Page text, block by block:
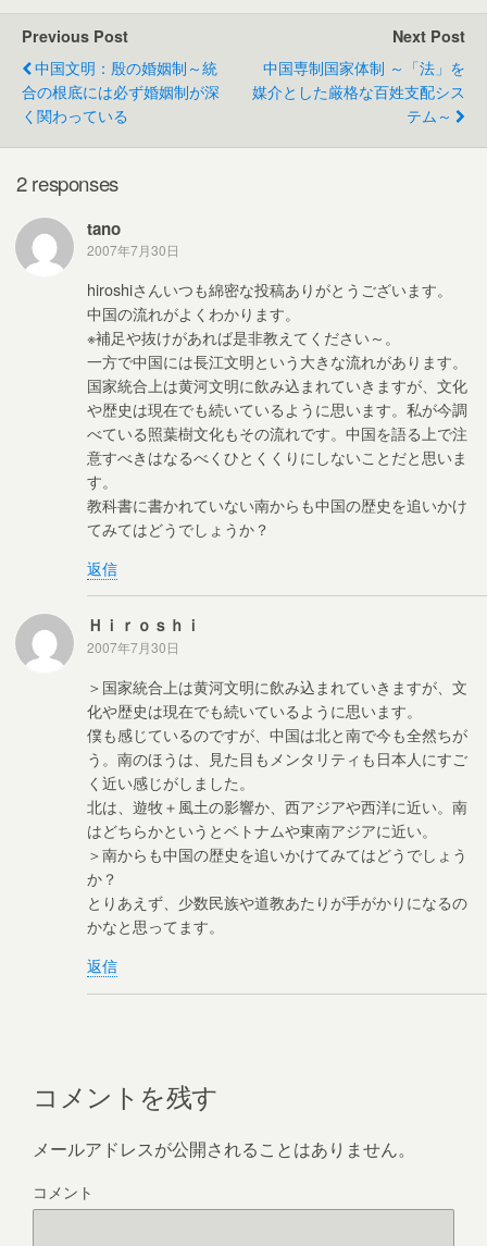
e
b
o
o
er
Previous Post
中国文明：殷の婚姻制～統
合の根底には必ず婚姻制が深
く関わっている
Next Post
中国専制国家体制 ～「法」を
媒介とした厳格な百姓支配シス
テム～
2 responses
tano
2007年7月30日
hiroshiさんいつも綿密な投稿ありがとうございます。
中国の流れがよくわかります。
※補足や抜けがあれば是非教えてください～。
一方で中国には長江文明という大きな流れがあります。
国家統合上は黄河文明に飲み込まれていきますが、文化
や歴史は現在でも続いているように思います。私が今調
べている照葉樹文化もその流れです。中国を語る上で注
意すべきはなるべくひとくくりにしないことだと思いま
す。
教科書に書かれていない南からも中国の歴史を追いかけ
てみてはどうでしょうか？
返信
Ｈｉｒｏｓｈｉ
2007年7月30日
＞国家統合上は黄河文明に飲み込まれていきますが、文
化や歴史は現在でも続いているように思います。
僕も感じているのですが、中国は北と南で今も全然ちが
う。南のほうは、見た目もメンタリティも日本人にすご
く近い感じがしました。
北は、遊牧＋風土の影響か、西アジアや西洋に近い。南
はどちらかというとベトナムや東南アジアに近い。
＞南からも中国の歴史を追いかけてみてはどうでしょう
か？
とりあえず、少数民族や道教あたりが手がかりになるの
かなと思ってます。
返信
コメントを残す
メールアドレスが公開されることはありません。
コメント